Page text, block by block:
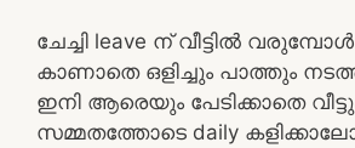
ചേച്ചി leave ന് വീട്ടിൽ
കാണാതെ ഒളിച്ചും പാത്തും
ഇനി ആരെയും പേടിക്കാതെ
സമ്മതത്തോടെ daily